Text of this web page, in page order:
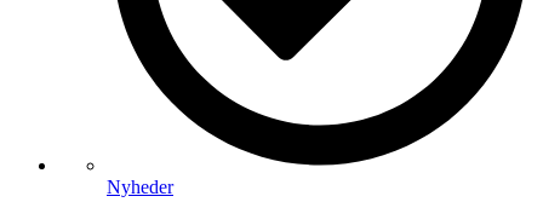
Nyheder